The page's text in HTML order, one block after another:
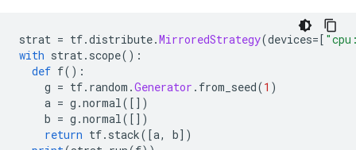
strat = tf.distribute.MirroredStrategy(devices=[
with strat. scope():
def f():
g = tf. random .Generator . from_seed(1 )
a = g .normal([])
b = g .normal([])
return tf. stack([a, b])